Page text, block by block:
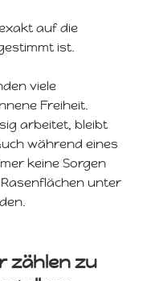
auf die
ist.
viele
Freiheit.
arbeitet, bleibt
während eines
keine Sorgen
unter
zählen zu